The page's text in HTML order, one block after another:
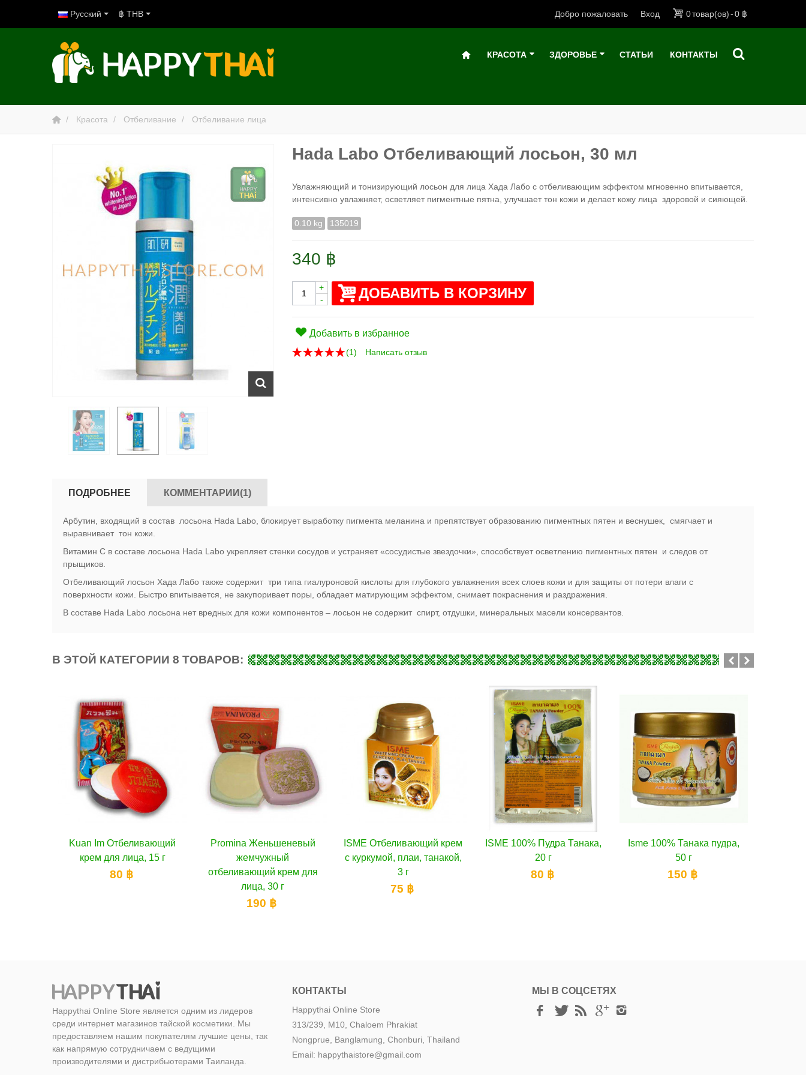
Русский 0товар(ов)-0 ฿
Добро пожаловать Вход
฿ THB
КРАСОТА ЗДОРОВЬЕ СТАТЬИ КОНТАКТЫ
Красота Отбеливание Отбеливание лица
Hada Labo Отбеливающий лосьон, 30 мл
Увлажняющий и тонизирующий лосьон для лица Хада Лабо с отбеливающим эффектом мгновенно впитывается,
интенсивно увлажняет, осветляет пигментные пятна, улучшает тон кожи и делает кожу лица здоровой и сияющей.
0.10 kg 135019
340 ฿
-
+ ДОБАВИТЬ В КОРЗИНУ
Добавить в избранное
(1) Написать отзыв
ПОДРОБНЕЕ КОММЕНТАРИИ(1)
Арбутин, входящий в состав лосьона Hada Labo, блокирует выработку пигмента меланина и препятствует образованию пигментных пятен и веснушек, смягчает и
выравнивает тон кожи.
Витамин С в составе лосьона Hada Labo укрепляет стенки сосудов и устраняет «сосудистые звездочки», способствует осветлению пигментных пятен и следов от
прыщиков.
Отбеливающий лосьон Хада Лабо также содержит три типа гиалуроновой кислоты для глубокого увлажнения всех слоев кожи и для защиты от потери влаги с
поверхности кожи. Быстро впитывается, не закупоривает поры, обладает матирующим эффектом, снимает покраснения и раздражения.
В составе Hada Labo лосьона нет вредных для кожи компонентов – лосьон не содержит спирт, отдушки, минеральных масели консервантов.
В ЭТОЙ КАТЕГОРИИ 8 ТОВАРОВ:
В корзину
Im Отбеливающий
крем для лица, 15 г
В корзину
Promina Женьшеневый
отбеливающий крем для
В корзину
ISME Отбеливающий крем
с куркумой, плаи, танакой,
В корзину
ISME 100% Пудра Танака,
В корзину
Isme 100% Танака пудра,
ISME Отбеливающий
Happythai Online Store является одним из лидеров
среди интернет магазинов тайской косметики. Мы
предоставляем нашим покупателям лучшие цены, так
как напрямую сотрудничаем с ведущими
производителями и дистрибьютерами Таиланда.
КОНТАКТЫ
Happythai Online Store
313/239, M10, Chaloem Phrakiat
Nongprue, Banglamung, Chonburi, Thailand
Email: happythaistore@gmail.com
МЫ В СОЦСЕТЯХ